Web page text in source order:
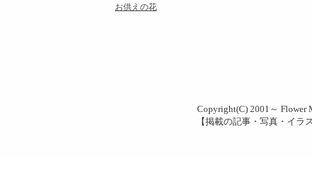
お供えの花
Copyright(C) 2001～ Flower
【掲載の記事・写真・イ